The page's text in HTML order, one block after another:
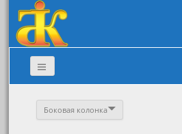
Боковая колонка